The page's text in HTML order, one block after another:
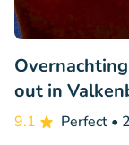
out in
9.1 Perfect •